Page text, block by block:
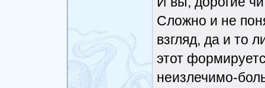
Сложно и не
взгляд, да и то
этот
неизлечимо-